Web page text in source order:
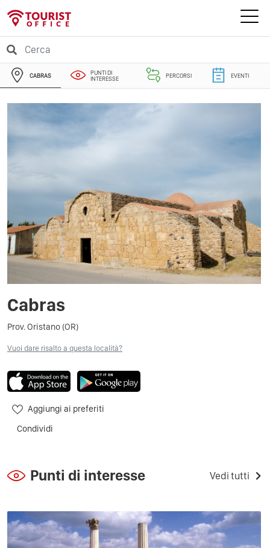
CABRAS
PUNTI DI
INTERESSE
PERCORSI EVENTI
Cabras
Prov. Oristano (OR)
Vuoi dare risalto a questa località?
Aggiungi ai preferiti
Condividi
Punti di interesse Vedi tutti